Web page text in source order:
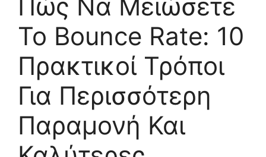
Πώς Να Μειώσετε
Το Bounce Rate: 10
Πρακτικοί Τρόποι
Για Περισσότερη
Παραμονή Και